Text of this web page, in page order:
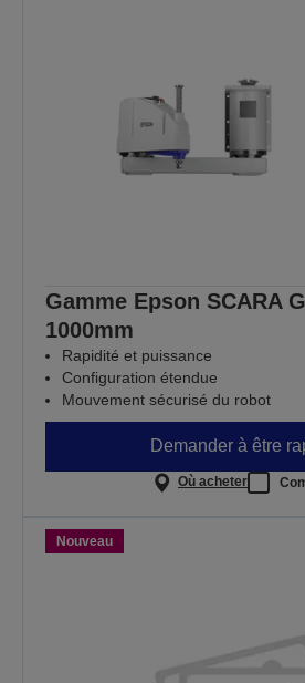
Gamme Epson SCARA
1000mm
Rapidité et puissance
Configuration étendue
Mouvement sécurisé du robot
Demander à être
Où acheter
Nouveau